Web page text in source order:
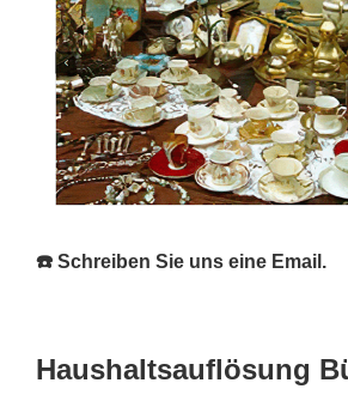
☎️ Schreiben Sie uns eine Email.
Haushaltsauflösung